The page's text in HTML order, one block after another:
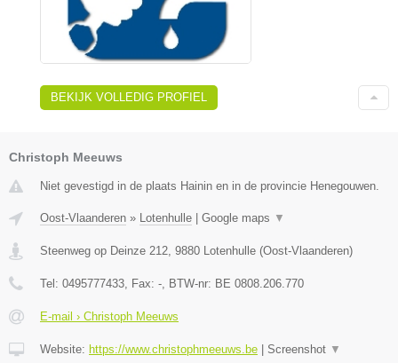
BEKIJK VOLLEDIG PROFIEL
Christoph Meeuws
Niet gevestigd in de plaats Hainin en in de provincie Henegouwen.
Oost-Vlaanderen » Lotenhulle | Google maps ▼
Steenweg op Deinze 212 9880 Lotenhulle (Oost-Vlaanderen)
Tel: 0495777433 , Fax: - , BTW-nr: BE 0808.206.770
E-mail › Christoph Meeuws
Website: https://www.christophmeeuws.be | Screenshot ▼